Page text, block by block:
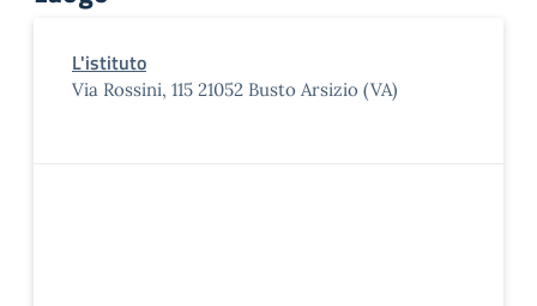
L'istituto
Via Rossini, 115 21052 Busto Arsizio (VA)